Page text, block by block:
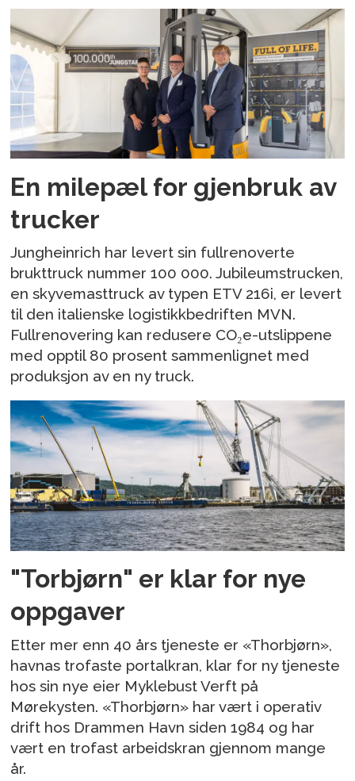
En milepæl for gjenbruk av
trucker
Jungheinrich har levert sin fullrenoverte
brukttruck nummer 100 000. Jubileumstrucken,
en skyvemasttruck av typen ETV 216i, er levert
til den italienske logistikkbedriften MVN.
Fullrenovering kan redusere CO₂e-utslippene
med opptil 80 prosent sammenlignet med
produksjon av en ny truck.
"Torbjørn" er klar for nye
oppgaver
Etter mer enn 40 års tjeneste er «Thorbjørn»,
havnas trofaste portalkran, klar for ny tjeneste
hos sin nye eier Myklebust Verft på
Mørekysten. «Thorbjørn» har vært i operativ
drift hos Drammen Havn siden 1984 og har
vært en trofast arbeidskran gjennom mange
år.